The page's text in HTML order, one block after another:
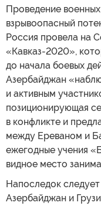
Проведение
взрывоопасный
Россия провела на
«Кавказ-2020»,
до начала боевых
Азербайджан
и активным
позиционирующая
в конфликте и
между Ереваном и
ежегодные учения
видное место
Напоследок
Азербайджан и